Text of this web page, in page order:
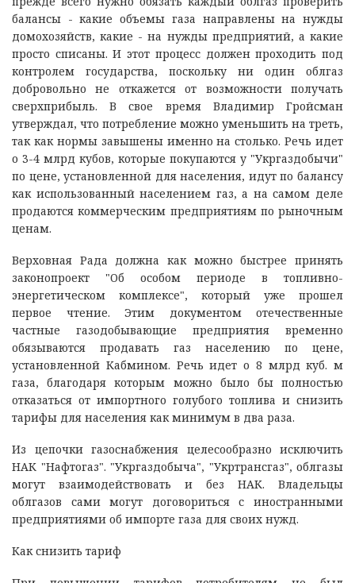
балансы - какие объемы газа направлены на нужды
домохозяйств, какие - на нужды предприятий, а какие
просто списаны. И этот процесс должен проходить под
контролем государства, поскольку ни один облгаз
добровольно не откажется от возможности получать
сверхприбыль. В свое время Владимир Гройсман
утверждал, что потребление можно уменьшить на треть,
так как нормы завышены именно на столько. Речь идет
о 3-4 млрд кубов, которые покупаются у "Укргаздобычи"
по цене, установленной для населения, идут по балансу
как использованный населением газ, а на самом деле
продаются коммерческим предприятиям по рыночным
ценам.
Верховная Рада должна как можно быстрее принять
законопроект "Об особом периоде в топливно-
энергетическом комплексе", который уже прошел
первое чтение. Этим документом отечественные
частные газодобывающие предприятия временно
обязываются продавать газ населению по цене,
установленной Кабмином. Речь идет о 8 млрд куб. м
газа, благодаря которым можно было бы полностью
отказаться от импортного голубого топлива и снизить
тарифы для населения как минимум в два раза.
Из цепочки газоснабжения целесообразно исключить
НАК "Нафтогаз". "Укргаздобыча", "Укртрансгаз", облгазы
могут взаимодействовать и без НАК. Владельцы
облгазов сами могут договориться с иностранными
предприятиями об импорте газа для своих нужд.
Как снизить тариф